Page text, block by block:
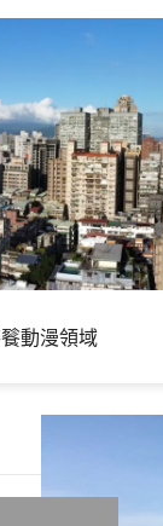
動漫領域